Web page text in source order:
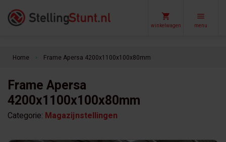
winkelwagen menu
Home keyboard_arrow_right Frame Apersa 4200x1100x100x80mm
Frame Apersa
4200x1100x100x80mm
Categorie: Magazijnstellingen